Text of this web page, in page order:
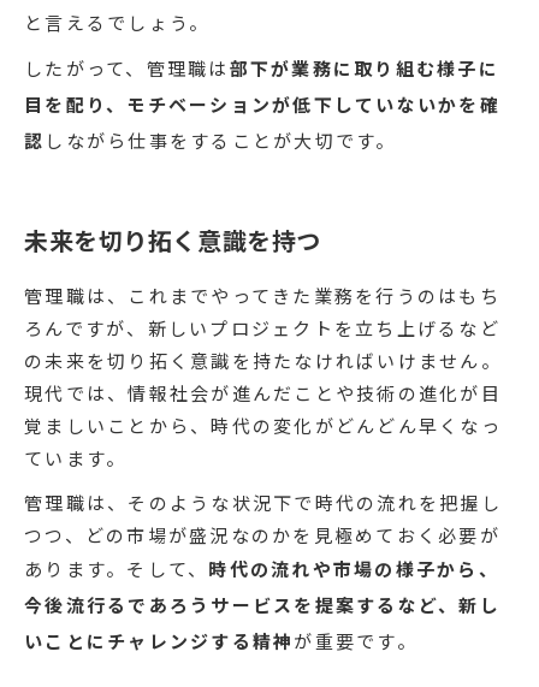
と言えるでしょう。
したがって、管理職は部下が業務に取り組む様子に
目を配り、モチベーションが低下していないかを確
認 しながら仕事をすることが大切です。
未来を切り拓く意識を持つ
管理職は、これまでやってきた業務を行うのはもち
ろんですが、新しいプロジェクトを立ち上げるなど
の未来を切り拓く意識を持たなければいけません。
現代では、情報社会が進んだことや技術の進化が目
覚ましいことから、時代の変化がどんどん早くなっ
ています。
管理職は、そのような状況下で時代の流れを把握し
つつ、どの市場が盛況なのかを見極めておく必要が
あります。そして、 時代の流れや市場の様子から、
今後流行るであろうサービスを提案するなど、新し
いことにチャレンジする精神が重要です。